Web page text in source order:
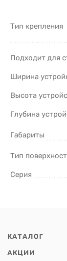
Тип крепления
Подходит для
Ширина
Высота
Глубина
Габариты
Тип
Серия
КАТАЛОГ
АКЦИИ